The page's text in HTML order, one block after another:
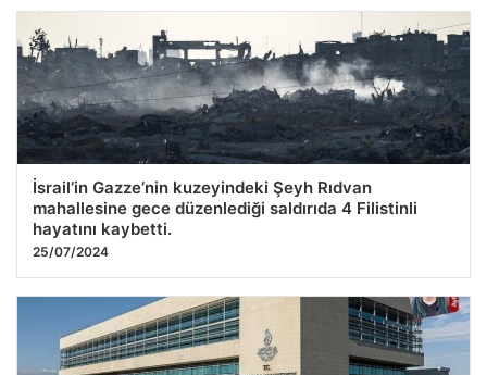
İsrail’in Gazze’nin kuzeyindeki Şeyh Rıdvan
mahallesine gece düzenlediği saldırıda 4 Filistinli
hayatını kaybetti.
25/07/2024